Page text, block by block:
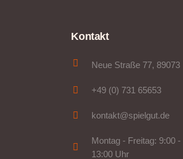
Kontakt
Neue Straße 77, 89073
+49 (0) 731 65653
kontakt@spielgut.de
Montag - Freitag: 9:00 -
13:00 Uhr